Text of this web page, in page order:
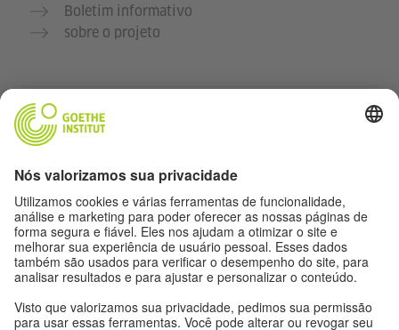
Boletim informativo
sobre o projeto
Outros sites
Pratique alemão gratuitamente
Cursos de alemão do Goethe-Institut
Portal para professores “Deutschstunde”
Privacidade e acessibilidade